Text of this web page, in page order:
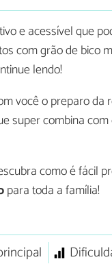
e acessível que
com grão de bico
lendo!
você o preparo da
super combina
como é fácil
para toda a família!